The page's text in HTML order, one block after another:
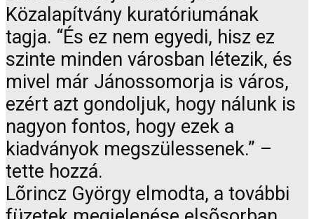
Közalapítvány kuratóriumának
tagja. “És ez nem egyedi, hisz ez
szinte minden városban létezik, és
mivel már Jánossomorja is város,
ezért azt gondoljuk, hogy nálunk is
nagyon fontos, hogy ezek a
kiadványok megszülessenek.” –
tette hozzá.
Lõrincz György elmodta, a további